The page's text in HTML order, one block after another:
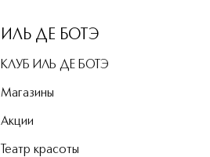
ИЛЬ ДЕ БОТЭ
КЛУБ ИЛЬ ДЕ БОТЭ
Магазины
Акции
Театр красоты